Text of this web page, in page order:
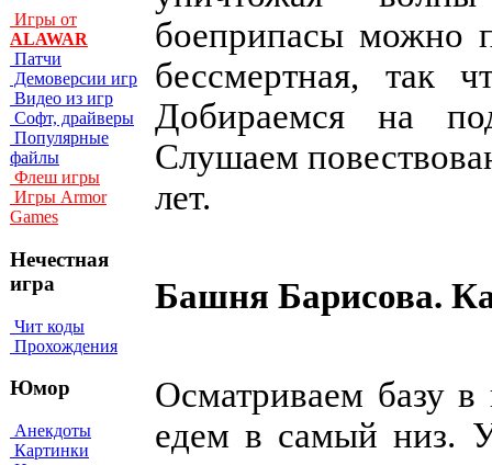
Игры от
ALAWAR
Патчи
Демоверсии игр
Видео из игр
Софт, драйверы
Популярные
файлы
Флеш игры
Игры Armor
Games
Нечестная
игра
Чит коды
Прохождения
Юмор
Анекдоты
Картинки
боеприпасы можно
бессмертная, так
Добираемся на
Слушаем
лет.
Башня Барисова.
Осматриваем базу
едем в самый низ.